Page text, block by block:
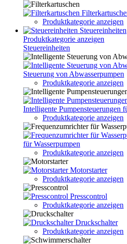
Produktkategorie anzeigen
Steuereinheiten
Produktkategorie anzeigen
Steuereinheiten
Steuerung von Abwasserpumpen
Produktkategorie anzeigen
Intelligente Pumpensteuerungen
Produktkategorie anzeigen
für Wasserpumpen
Produktkategorie anzeigen
Motorstarter
Produktkategorie anzeigen
Presscontrol
Produktkategorie anzeigen
Druckschalter
Produktkategorie anzeigen